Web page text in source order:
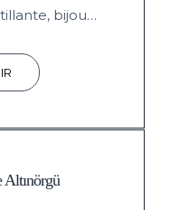
bijou…